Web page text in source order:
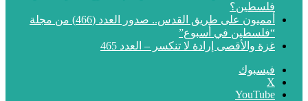
فلسطين؟
أمميون على طريق القدس.. صدور العدد (466) من مجلة
“فلسطين في أسبوع”
غزة والأقصى إرادة لا تنكسر – العدد 465
فيسبوك
‫X
‫YouTube